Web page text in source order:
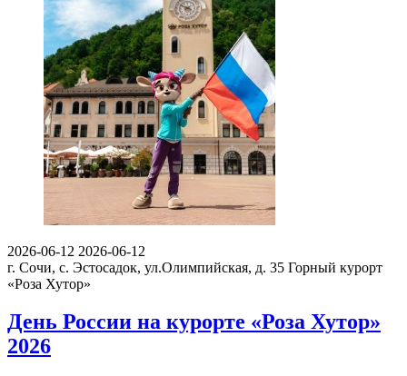
2026-06-12 2026-06-12
г. Сочи, с. Эстосадок, ул.Олимпийская, д. 35 Горный курорт
«Роза Хутор»
День России на курорте «Роза Хутор»
2026